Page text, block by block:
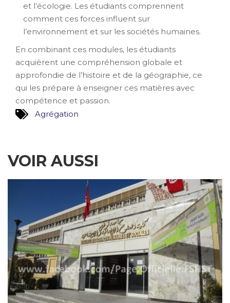
et l’écologie. Les étudiants comprennent
comment ces forces influent sur
l’environnement et sur les sociétés humaines.
En combinant ces modules, les étudiants
acquièrent une compréhension globale et
approfondie de l’histoire et de la géographie, ce
qui les prépare à enseigner ces matières avec
compétence et passion.
Agrégation
VOIR AUSSI